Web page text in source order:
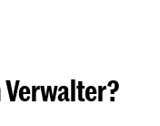
Verwalter?